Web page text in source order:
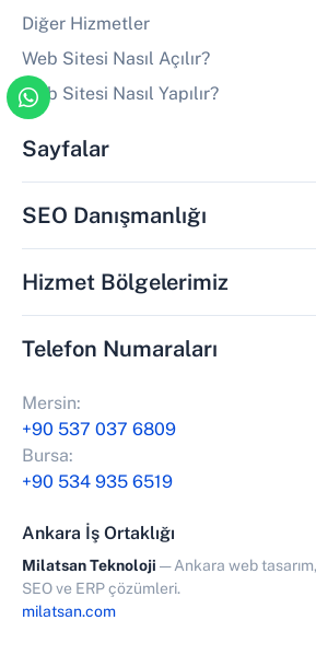
Diğer Hizmetler
Web Sitesi Nasıl Açılır?
Web Sitesi Nasıl Yapılır?
Sayfalar
SEO Danışmanlığı
Hizmet Bölgelerimiz
Telefon Numaraları
Mersin:
+90 537 037 6809
Bursa:
+90 534 935 6519
Ankara İş Ortaklığı
Milatsan Teknoloji — Ankara web tasarım,
SEO ve ERP çözümleri.
milatsan.com